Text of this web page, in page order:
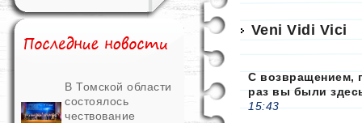
В Томской области
состоялось
чествование
Veni Vidi Vici
С возвращением,
раз вы были
15:43